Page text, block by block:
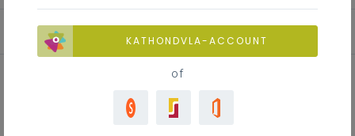
Effectieve didactiek, lessen met
KATHONDVLA-ACCOUNT
of